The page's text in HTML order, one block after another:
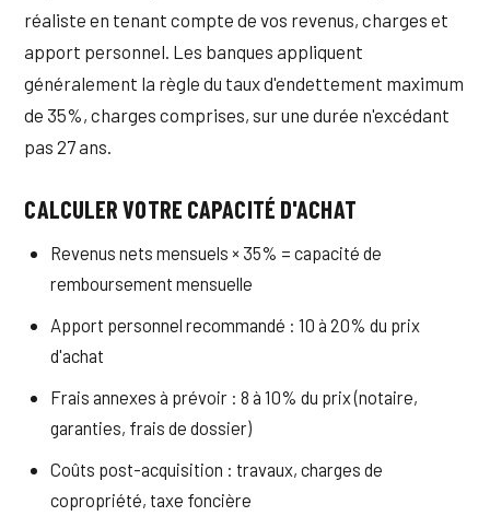
réaliste en tenant compte de vos revenus, charges et
apport personnel. Les banques appliquent
généralement la règle du taux d'endettement maximum
de 35%, charges comprises, sur une durée n'excédant
pas 27 ans.
CALCULER VOTRE CAPACITÉ D'ACHAT
Revenus nets mensuels × 35% = capacité de
remboursement mensuelle
Apport personnel recommandé : 10 à 20% du prix
d'achat
Frais annexes à prévoir : 8 à 10% du prix (notaire,
garanties, frais de dossier)
Coûts post-acquisition : travaux, charges de
copropriété, taxe foncière